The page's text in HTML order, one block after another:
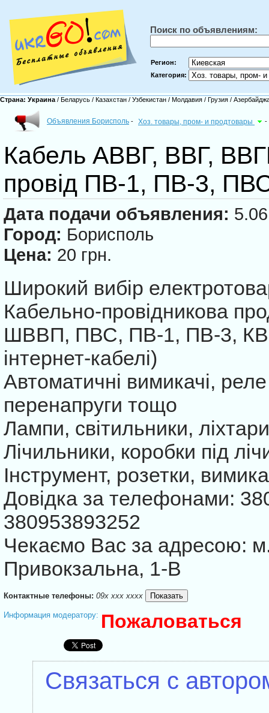
Поиск по объявлениям:
Регион:
Категория:
Страна: Украина / Беларусь / Казахстан / Узбекистан / Молдавия / Грузия /
Объявления Борисполь - Хоз. товары, пром- и продтовары -
Кабель АВВГ, ВВГ,
провід ПВ-1, ПВ-3,
Дата подачи объявления:
Город: Борисполь
Цена: 20 грн.
Широкий вибір
Кабельно-провідникова
ШВВП, ПВС, ПВ-1, ПВ-3,
інтернет-кабелі)
Автоматичні вимикачі, реле
перенапруги тощо
Лампи, світильники,
Лічильники, коробки під
Інструмент, розетки,
Довідка за телефонами:
380953893252
Чекаємо Вас за адресою:
Привокзальна, 1-В
Контактные телефоны: 09x xxx xxxx
Информация модератору: Пожаловаться
Связаться с